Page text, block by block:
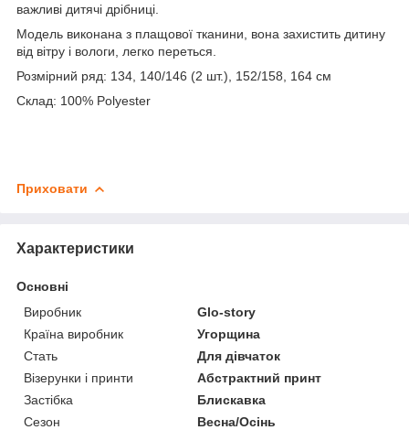
важливі дитячі дрібниці.
Модель виконана з плащової тканини, вона захистить дитину
від вітру і вологи, легко переться.
Розмірний ряд: 134, 140/146 (2 шт.), 152/158, 164 см
Склад: 100% Polyester
Приховати
Характеристики
Основні
Виробник
Glo-story
Країна виробник
Угорщина
Стать
Для дівчаток
Візерунки і принти
Абстрактний принт
Застібка
Блискавка
Сезон
Весна/Осінь